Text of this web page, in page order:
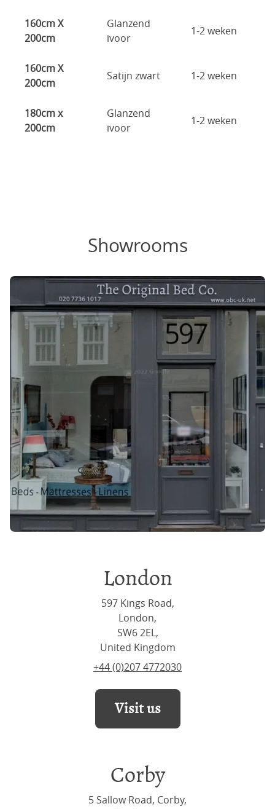
160cm X
200cm
Glanzend
ivoor
1-2 weken
160cm X
200cm
Satijn zwart 1-2 weken
180cm x
200cm
Glanzend
ivoor
1-2 weken
Showrooms
London
597 Kings Road,
London,
SW6 2EL,
United Kingdom
+44 (0)207 4772030
Visit us
Corby
5 Sallow Road, Corby,